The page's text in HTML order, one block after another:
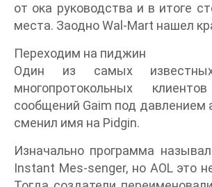
от ока руководства и в итоге
места. Заодно Wal-Mart нашел
Переходим на пиджин
Один из самых
многопротокольных
сообщений Gaim под давлением
сменил имя на Pidgin.
Изначально программа
Instant Mes-senger, но AOL это